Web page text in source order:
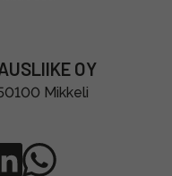
OY
Mikkeli